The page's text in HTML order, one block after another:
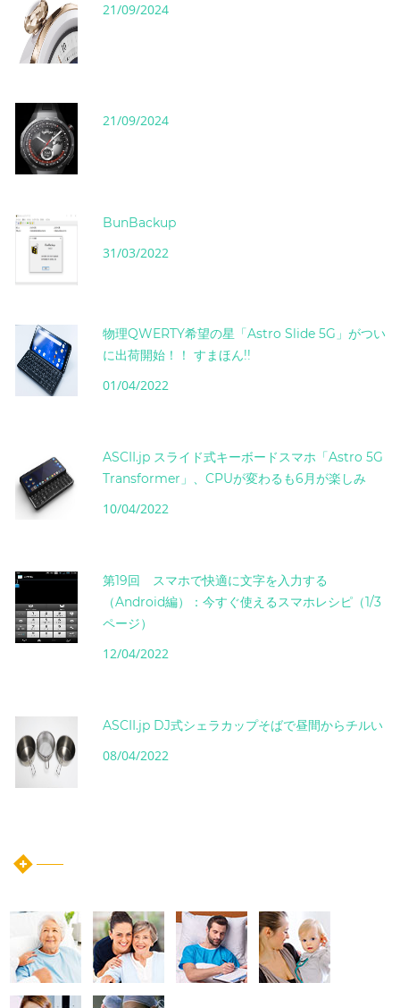
21/09/2024
21/09/2024
BunBackup
31/03/2022
物理QWERTY希望の星「Astro Slide 5G」がつい
に出荷開始！！ すまほん!!
01/04/2022
ASCII.jp スライド式キーボードスマホ「Astro 5G
Transformer」、CPUが変わるも6月が楽しみ
10/04/2022
第19回 スマホで快適に文字を入力する
（Android編）：今すぐ使えるスマホレシピ（1/3
ページ）
12/04/2022
ASCII.jp DJ式シェラカップそばで昼間からチルい
08/04/2022